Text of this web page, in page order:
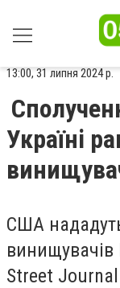
13:00, 31 липня 2024 р.
Україні
США нададуть
винищувачів
Street